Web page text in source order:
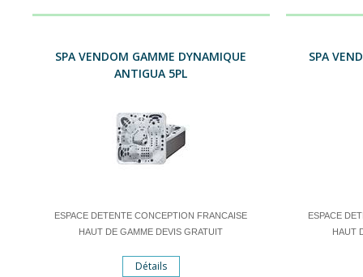
SPA VENDOM GAMME DYNAMIQUE
ANTIGUA 5PL
ESPACE DETENTE CONCEPTION FRANCAISE
HAUT DE GAMME DEVIS GRATUIT
Détails
SPA
ESPACE
HAUT